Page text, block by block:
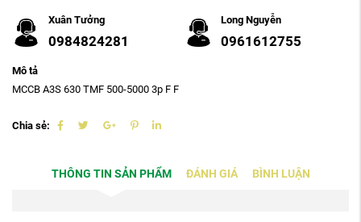
Xuân Tưởng
0984824281
Long Nguyễn
0961612755
Mô tả
MCCB A3S 630 TMF 500-5000 3p F F
Chia sẻ:
THÔNG TIN SẢN PHẨM ĐÁNH GIÁ BÌNH LUẬN